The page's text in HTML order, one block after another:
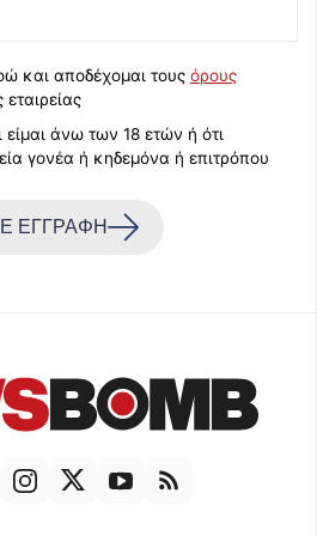
και αποδέχομαι τους όρους
άνω των 18 ετών ή ότι
γονέα ή κηδεμόνα ή επιτρόπου
ΕΓΓΡΑΦΗ